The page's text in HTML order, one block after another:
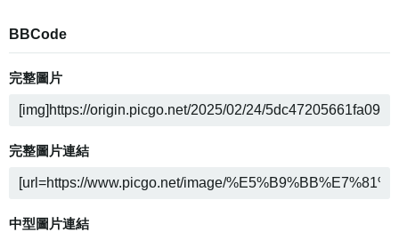
BBCode
完整圖片
完整圖片連結
中型圖片連結